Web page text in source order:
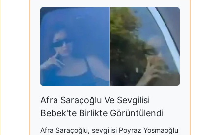
Afra Saraçoğlu Ve Sevgilisi
Bebek'te Birlikte Görüntülendi
Afra Saraçoğlu, sevgilisi Poyraz Yosmaoğlu